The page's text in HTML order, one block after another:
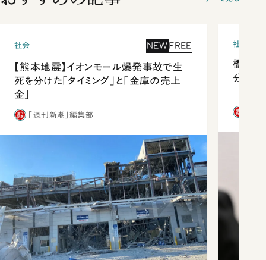
社会 NEW FREE
【熊本地震】イオンモール爆発事故で生
死を分けた「タイミング」と「金庫の売上
金」
「週刊新潮」編集部
社会
橋本愛
分 佐